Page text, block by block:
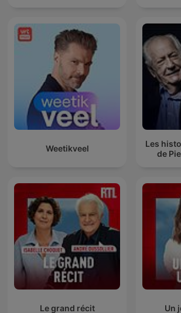
Weetikveel
Les
de
Le grand récit Un